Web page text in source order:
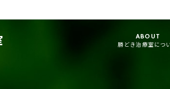
ABOUT
勝どき治療室につ